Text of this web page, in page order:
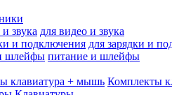
для видео и звука
для зарядки и
питание и шлейфы
Комплекты